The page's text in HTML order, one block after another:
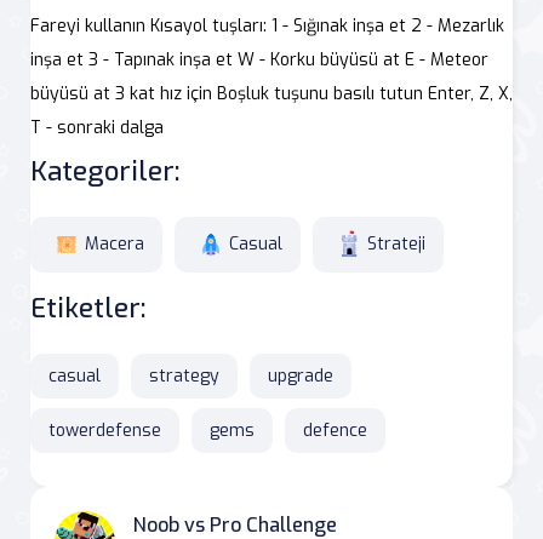
Fareyi kullanın Kısayol tuşları: 1 - Sığınak inşa et 2 - Mezarlık
inşa et 3 - Tapınak inşa et W - Korku büyüsü at E - Meteor
büyüsü at 3 kat hız için Boşluk tuşunu basılı tutun Enter, Z, X,
T - sonraki dalga
Kategoriler:
Macera Casual Strateji
Etiketler:
casual strategy upgrade
towerdefense gems defence
Noob vs Pro Challenge